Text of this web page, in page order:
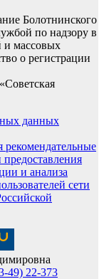
Болотнинского
по надзору в
и массовых
о регистрации
данных
и анализа
сети
49) 22-373